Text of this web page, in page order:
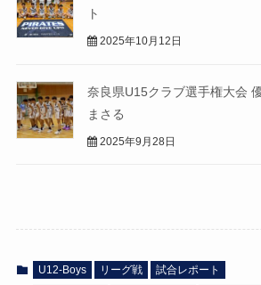
ト
2025年10月12日
奈良県U15クラブ選手権大会
まさる
2025年9月28日
U12-Boys リーグ戦
試合レポート